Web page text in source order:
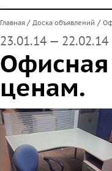
Главная / Доска объявлений /
23.01.14 — 22.02.14
ценам.